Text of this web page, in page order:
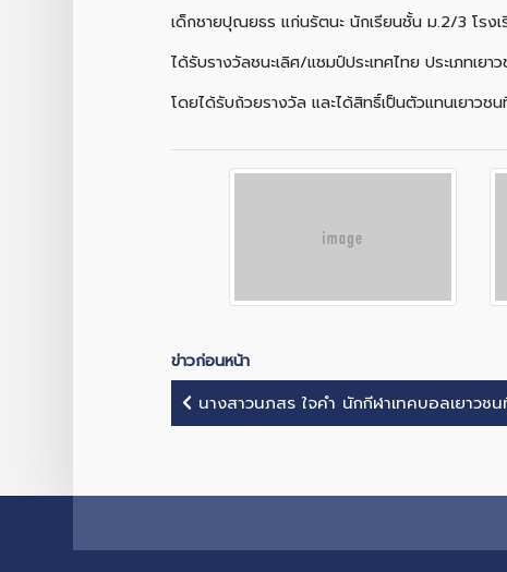
เด็กชายปุณยธร แก่นรัตนะ นักเรียนชั้น ม.2/3 โรงเ
ได้รับรางวัลชนะเลิศ/แชมป์ประเทศไทย ประเภทเย
โดยได้รับถ้วยรางวัล และได้สิทธิ์เป็นตัวแทนเยาวช
ข่าวก่อนหน้า
นางสาวนภสร ใจคำ นักกีฬาเทคบอลเยาวช